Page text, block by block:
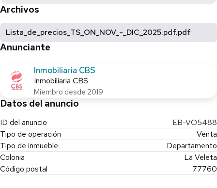
Archivos
Lista_de_precios_TS_ON_NOV_-_DIC_2025.pdf.pdf
Anunciante
Inmobiliaria CBS
Inmobiliaria CBS
Miembro desde 2019
Datos del anuncio
ID del anuncio
EB-VO5488
Tipo de operación
Venta
Tipo de inmueble
Departamento
Colonia
La Veleta
Código postal
77760